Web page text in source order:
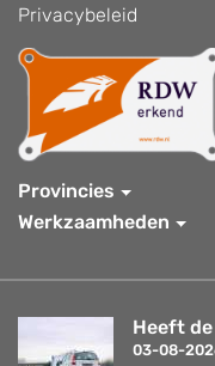
Privacybeleid
Provincies
Werkzaamheden
Heeft
03-08-